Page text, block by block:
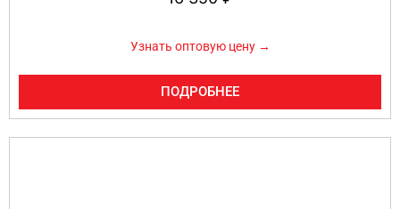
Узнать оптовую цену →
ПОДРОБНЕЕ